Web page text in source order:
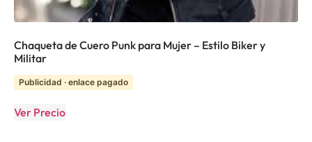
Chaqueta de Cuero Punk para Mujer – Estilo Biker y
Militar
Publicidad · enlace pagado
Ver Precio